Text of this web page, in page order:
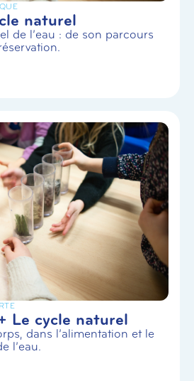
naturel
de l’eau : de son parcours
Le cycle naturel
dans l’alimentation et le
l’eau.